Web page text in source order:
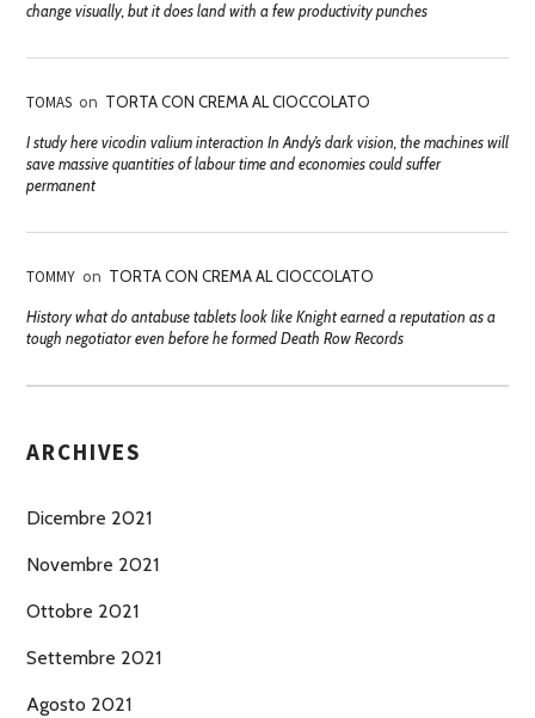
change visually, but it does land with a few productivity punches
TOMAS on TORTA CON CREMA AL CIOCCOLATO
I study here vicodin valium interaction In Andy’s dark vision, the machines will
save massive quantities of labour time and economies could suffer
permanent
TOMMY on TORTA CON CREMA AL CIOCCOLATO
History what do antabuse tablets look like Knight earned a reputation as a
tough negotiator even before he formed Death Row Records
ARCHIVES
Dicembre 2021
Novembre 2021
Ottobre 2021
Settembre 2021
Agosto 2021